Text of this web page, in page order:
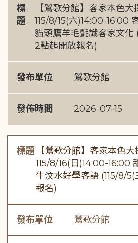
標
題
【鶯歌分館】客家本色
115/8/15(六)14:00-16:00
貓頭鷹羊毛氈識客家文化
2點起開放報名)
發布單位 鶯歌分館
發佈時間 2026-07-15
標題 【鶯歌分館】客家本色
115/8/16(日)14:00-16:00
牛汶水好學客語 (115/8/
報名)
發布單位 鶯歌分館